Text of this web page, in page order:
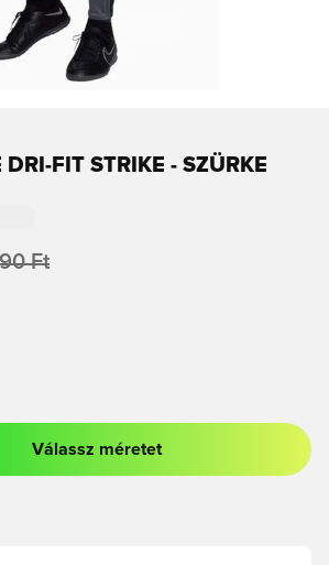
DRI-FIT STRIKE - SZÜRKE
Ft
a bejelentkezéshez vagy a tagként való
Válassz méretet